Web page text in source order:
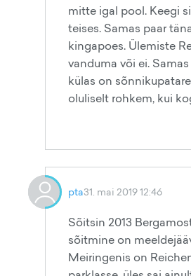
mitte igal pool. Keegi
teises. Samas paar
kingapoes. Ülemiste
vanduma või ei.
külas on
oluliselt rohkem, kui
pta31. mai 2019 12:46
Sõitsin 2013
sõitmine on
Meiringenis on